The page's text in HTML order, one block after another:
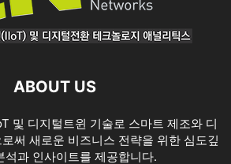
ABOUT US
및 디지털트윈 기술로 스마트 제조와 디
써 새로운 비즈니스 전략을 위한 심도깊
석과 인사이트를 제공합니다.